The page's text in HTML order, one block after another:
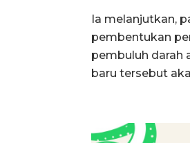
Ia melanjutkan,
pembentukan
pembuluh darah
baru tersebut